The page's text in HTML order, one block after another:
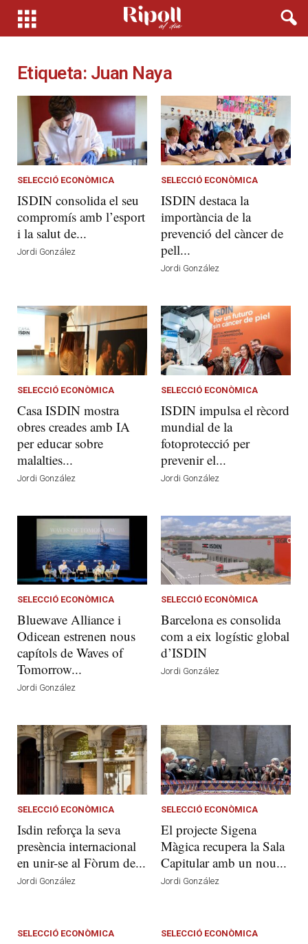
Etiqueta: Juan Naya
SELECCIÓ ECONÒMICA
ISDIN consolida el seu
compromís amb l’esport
i la salut de...
Jordi González
SELECCIÓ ECONÒMICA
ISDIN destaca la
importància de la
prevenció del càncer de
pell...
Jordi González
SELECCIÓ ECONÒMICA
Casa ISDIN mostra
obres creades amb IA
per educar sobre
malalties...
Jordi González
SELECCIÓ ECONÒMICA
ISDIN impulsa el rècord
mundial de la
fotoprotecció per
prevenir el...
Jordi González
SELECCIÓ ECONÒMICA
Bluewave Alliance i
Odicean estrenen nous
capítols de Waves of
Tomorrow...
Jordi González
SELECCIÓ ECONÒMICA
Barcelona es consolida
com a eix logístic global
d’ISDIN
Jordi González
SELECCIÓ ECONÒMICA
Isdin reforça la seva
presència internacional
en unir-se al Fòrum de...
Jordi González
SELECCIÓ ECONÒMICA
El projecte Sigena
Màgica recupera la Sala
Capitular amb un nou...
Jordi González
SELECCIÓ ECONÒMICA SELECCIÓ ECONÒMICA